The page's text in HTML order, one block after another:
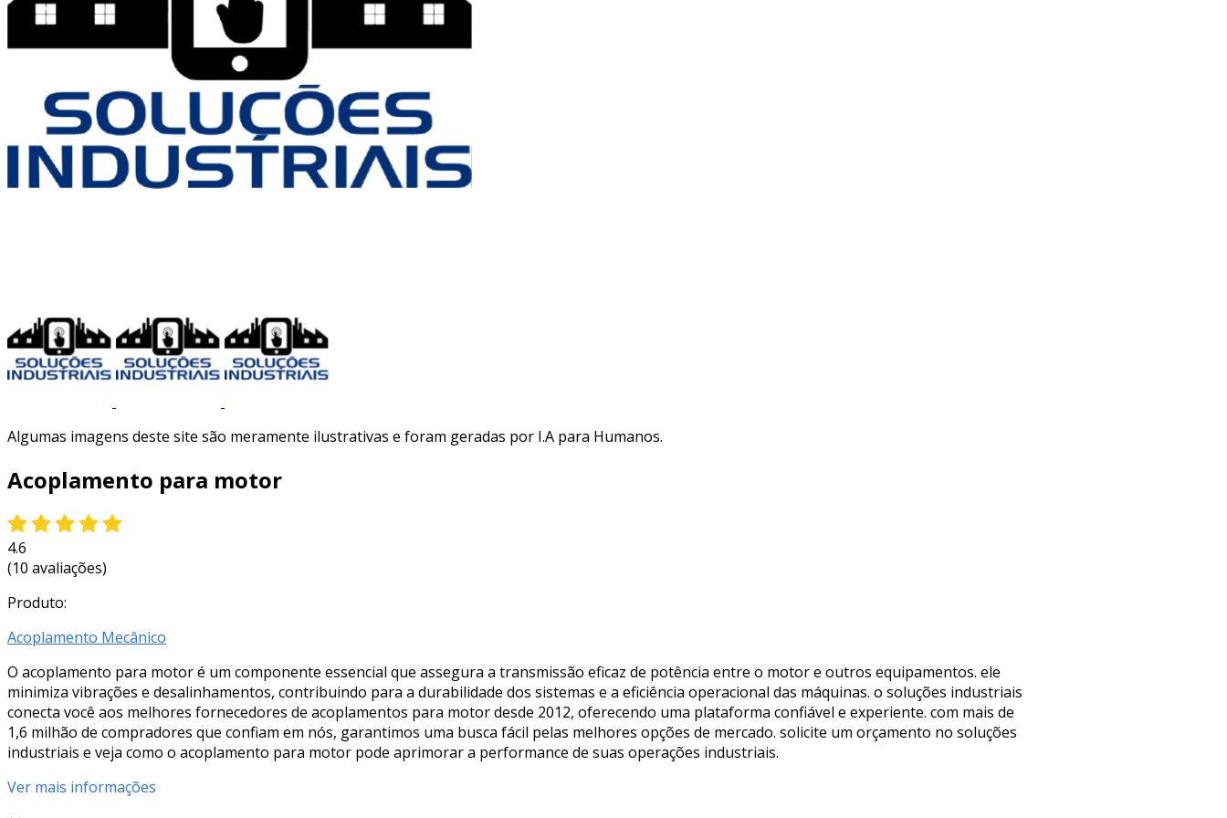
Algumas imagens deste site são meramente ilustrativas e foram geradas por I.A para Humanos.
Acoplamento para motor
4.6
(10 avaliações)
Produto:
Acoplamento Mecânico
O acoplamento para motor é um componente essencial que assegura a transmissão eficaz de potência entre o motor e outros equipamentos. ele
minimiza vibrações e desalinhamentos, contribuindo para a durabilidade dos sistemas e a eficiência operacional das máquinas. o soluções industriais
conecta você aos melhores fornecedores de acoplamentos para motor desde 2012, oferecendo uma plataforma confiável e experiente. com mais de
1,6 milhão de compradores que confiam em nós, garantimos uma busca fácil pelas melhores opções de mercado. solicite um orçamento no soluções
industriais e veja como o acoplamento para motor pode aprimorar a performance de suas operações industriais.
Ver mais informações